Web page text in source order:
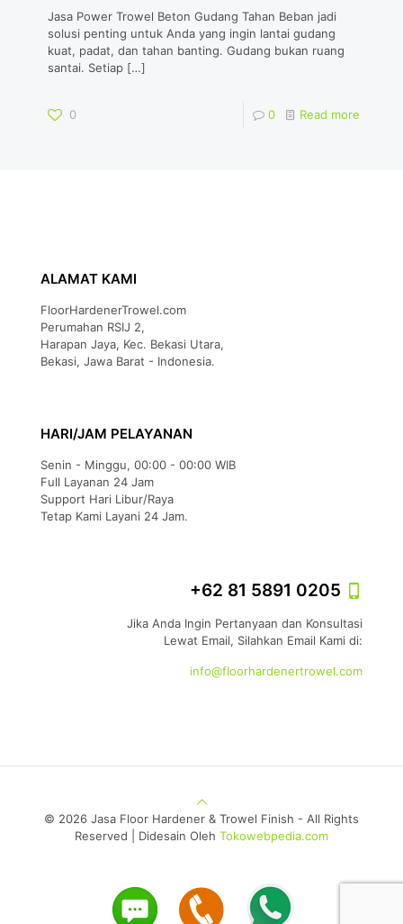
Jasa Power Trowel Beton Gudang Tahan Beban jadi
solusi penting untuk Anda yang ingin lantai gudang
kuat, padat, dan tahan banting. Gudang bukan ruang
santai. Setiap […]
0 0 Read more
ALAMAT KAMI
FloorHardenerTrowel.com
Perumahan RSIJ 2,
Harapan Jaya, Kec. Bekasi Utara,
Bekasi, Jawa Barat - Indonesia.
HARI/JAM PELAYANAN
Senin - Minggu, 00:00 - 00:00 WIB
Full Layanan 24 Jam
Support Hari Libur/Raya
Tetap Kami Layani 24 Jam.
+62 81 5891 0205
Jika Anda Ingin Pertanyaan dan Konsultasi
Lewat Email, Silahkan Email Kami di:
info@floorhardenertrowel.com
© 2026 Jasa Floor Hardener & Trowel Finish - All Rights
Reserved | Didesain Oleh Tokowebpedia.com